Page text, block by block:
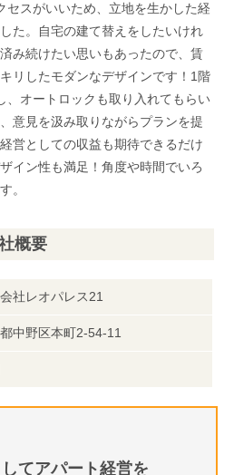
セスがいいため、立地を生かした経
た。自宅の建て替えをしたいけれ
み続けたい思いもあったので、賃
リしたモダンなデザインです！1階
、オートロックも取り入れてもらい
意見を汲み取りながらプランを提
営としての収益も期待できるだけ
イン性も満足！角度や時間でいろ
。
概要
社レオパレス21
中野区本町2-54-11
てアパート経営を